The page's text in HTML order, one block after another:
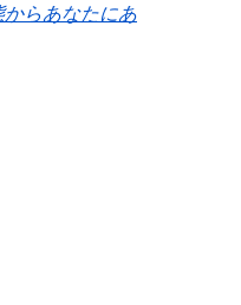
らあなたにあ